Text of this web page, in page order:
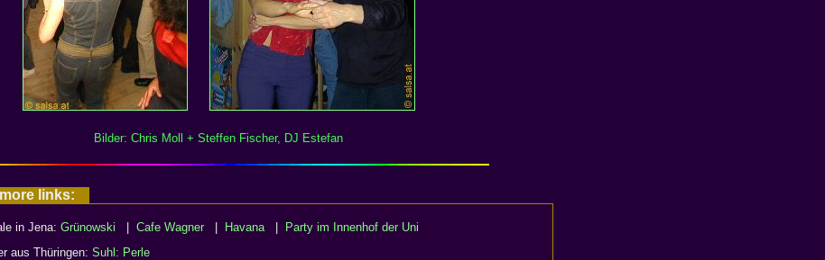
Bilder: Chris Moll + Steffen Fischer, DJ Estefan
links:
in Jena: Grünowski Cafe Wagner| Havana|
Party im Innenhof der Uni
aus Thüringen: Suhl: Perle